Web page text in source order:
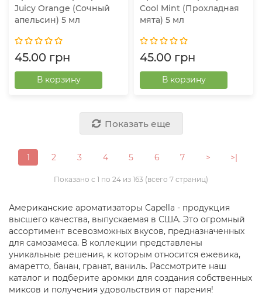
Juicy Orange (Сочный
апельсин) 5 мл
45.00 грн
В корзину
Cool Mint (Прохладная
мята) 5 мл
45.00 грн
В корзину
Показать еще
1 2 3 4 5 6 7 > >|
Показано с 1 по 24 из 163 (всего 7 страниц)
Американские ароматизаторы Capella - продукция
высшего качества, выпускаемая в США. Это огромный
ассортимент всевозможных вкусов, предназначенных
для самозамеса. В коллекции представлены
уникальные решения, к которым относится ежевика,
амаретто, банан, гранат, ваниль. Рассмотрите наш
каталог и подберите аромки для создания собственных
миксов и получения удовольствия от парения!